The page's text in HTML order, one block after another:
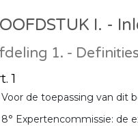
I. -
1. - Definities
1
Voor de toepassing van dit
8° Expertencommissie: de